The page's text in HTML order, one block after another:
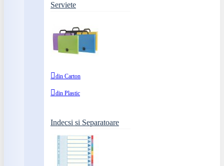
Serviete
din Carton
din Plastic
Indecsi si Separatoare